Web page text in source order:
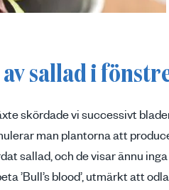
sallad i
skördade vi successivt
man plantorna att
sallad, och de visar ännu
’Bull’s blood’, utmärkt att